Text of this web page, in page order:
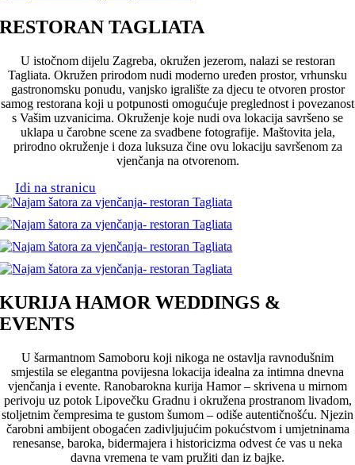
RESTORAN TAGLIATA
U istočnom dijelu Zagreba, okružen jezerom, nalazi se restoran
Tagliata. Okružen prirodom nudi moderno uređen prostor, vrhunsku
gastronomsku ponudu, vanjsko igralište za djecu te otvoren prostor
samog restorana koji u potpunosti omogućuje preglednost i povezanost
s Vašim uzvanicima. Okruženje koje nudi ova lokacija savršeno se
uklapa u čarobne scene za svadbene fotografije. Maštovita jela,
prirodno okruženje i doza luksuza čine ovu lokaciju savršenom za
vjenčanja na otvorenom.
Idi na stranicu
KURIJA HAMOR WEDDINGS &
EVENTS
U šarmantnom Samoboru koji nikoga ne ostavlja ravnodušnim
smjestila se elegantna povijesna lokacija idealna za intimna dnevna
vjenčanja i evente. Ranobarokna kurija Hamor – skrivena u mirnom
perivoju uz potok Lipovečku Gradnu i okružena prostranom livadom,
stoljetnim čempresima te gustom šumom – odiše autentičnošću. Njezin
čarobni ambijent obogaćen zadivljujućim pokućstvom i umjetninama
renesanse, baroka, bidermajera i historicizma odvest će vas u neka
davna vremena te vam pružiti dan iz bajke.